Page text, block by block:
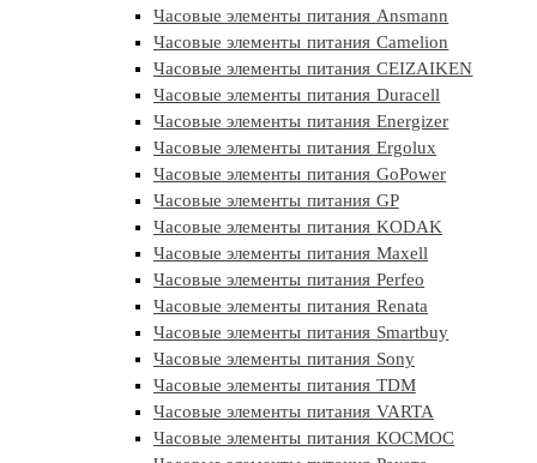
Часовые элементы питания Ansmann
Часовые элементы питания Camelion
Часовые элементы питания CEIZAIKEN
Часовые элементы питания Duracell
Часовые элементы питания Energizer
Часовые элементы питания Ergolux
Часовые элементы питания GoPower
Часовые элементы питания GP
Часовые элементы питания KODAK
Часовые элементы питания Maxell
Часовые элементы питания Perfeo
Часовые элементы питания Renata
Часовые элементы питания Smartbuy
Часовые элементы питания Sony
Часовые элементы питания TDM
Часовые элементы питания VARTA
Часовые элементы питания КОСМОС